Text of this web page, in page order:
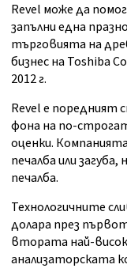
Revel може да
запълни една
търговията на
бизнес на Toshiba
2012 г.
Revel е поредният
фона на по-
оценки.
печалба или загуба,
печалба.
Технологичните
долара през
втората най-
анализаторската